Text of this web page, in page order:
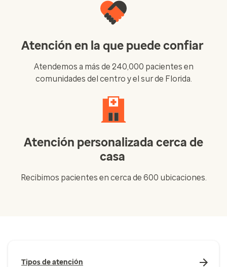
Atención en la que puede confiar
Atendemos a más de 240,000 pacientes en
comunidades del centro y el sur de Florida.
Atención personalizada cerca de
casa
Recibimos pacientes en cerca de 600 ubicaciones.
Tipos de atención